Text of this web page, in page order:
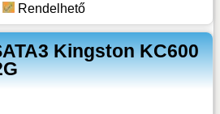
Rendelhető
Kingston KC600